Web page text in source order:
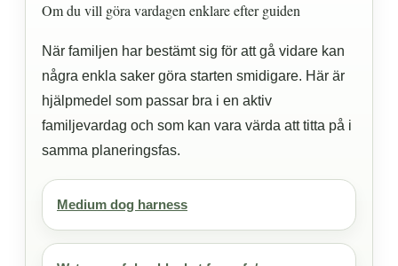
Om du vill göra vardagen enklare efter guiden
När familjen har bestämt sig för att gå vidare kan
några enkla saker göra starten smidigare. Här är
hjälpmedel som passar bra i en aktiv
familjevardag och som kan vara värda att titta på i
samma planeringsfas.
Medium dog harness